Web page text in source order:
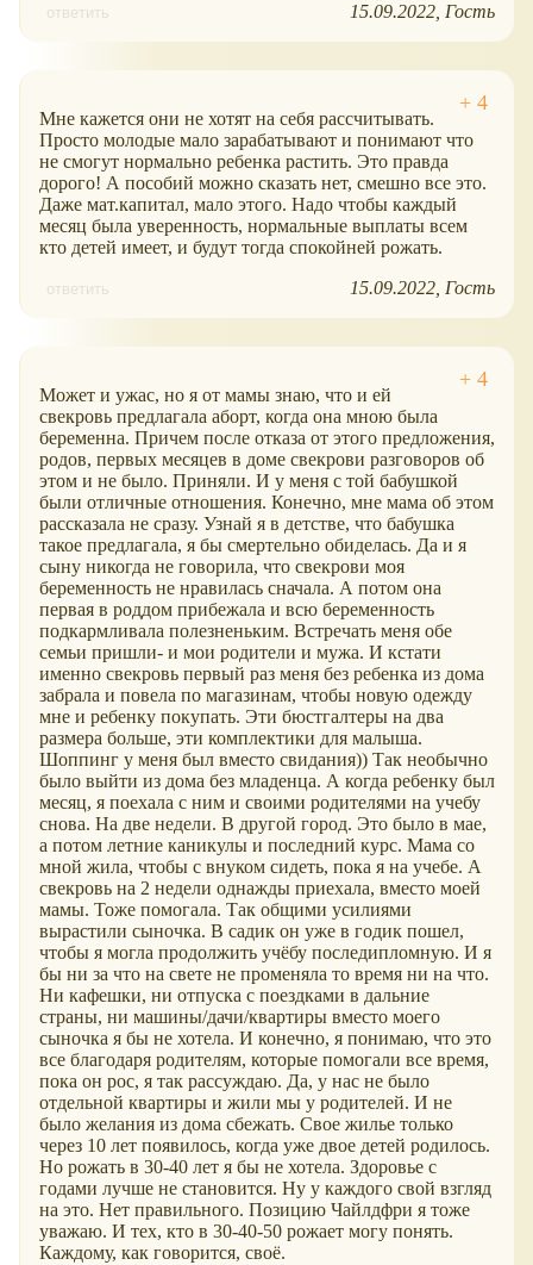
ответить 15.09.2022 Гость
Мне кажется они не хотят на себя рассчитывать.
Просто молодые мало зарабатывают и понимают что
не смогут нормально ребенка растить. Это правда
дорого! А пособий можно сказать нет, смешно все это.
Даже мат.капитал, мало этого. Надо чтобы каждый
месяц была уверенность, нормальные выплаты всем
кто детей имеет, и будут тогда спокойней рожать.
ответить 15.09.2022 Гость
Может и ужас, но я от мамы знаю, что и ей
свекровь предлагала аборт, когда она мною была
беременна. Причем после отказа от этого предложения,
родов, первых месяцев в доме свекрови разговоров об
этом и не было. Приняли. И у меня с той бабушкой
были отличные отношения. Конечно, мне мама об этом
рассказала не сразу. Узнай я в детстве, что бабушка
такое предлагала, я бы смертельно обиделась. Да и я
сыну никогда не говорила, что свекрови моя
беременность не нравилась сначала. А потом она
первая в роддом прибежала и всю беременность
подкармливала полезненьким. Встречать меня обе
семьи пришли- и мои родители и мужа. И кстати
именно свекровь первый раз меня без ребенка из дома
забрала и повела по магазинам, чтобы новую одежду
мне и ребенку покупать. Эти бюстгалтеры на два
размера больше, эти комплектики для малыша.
Шоппинг у меня был вместо свидания)) Так необычно
было выйти из дома без младенца. А когда ребенку был
месяц, я поехала с ним и своими родителями на учебу
снова. На две недели. В другой город. Это было в мае,
а потом летние каникулы и последний курс. Мама со
мной жила, чтобы с внуком сидеть, пока я на учебе. А
свекровь на 2 недели однажды приехала, вместо моей
мамы. Тоже помогала. Так общими усилиями
вырастили сыночка. В садик он уже в годик пошел,
чтобы я могла продолжить учёбу последипломную. И я
бы ни за что на свете не променяла то время ни на что.
Ни кафешки, ни отпуска с поездками в дальние
страны, ни машины/дачи/квартиры вместо моего
сыночка я бы не хотела. И конечно, я понимаю, что это
все благодаря родителям, которые помогали все время,
пока он рос, я так рассуждаю. Да, у нас не было
отдельной квартиры и жили мы у родителей. И не
было желания из дома сбежать. Свое жилье только
через 10 лет появилось, когда уже двое детей родилось.
Но рожать в 30-40 лет я бы не хотела. Здоровье с
годами лучше не становится. Ну у каждого свой взгляд
на это. Нет правильного. Позицию Чайлдфри я тоже
уважаю. И тех, кто в 30-40-50 рожает могу понять.
Каждому, как говорится, своё.